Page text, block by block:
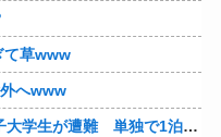
て草www
へwww
定で入山も連絡取れず 警察が9日以降捜索予定